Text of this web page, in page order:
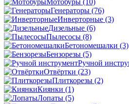
Мотобуры (10)
Генераторы (76)
Инверторные (3)
Дизельные (6)
Пылесосы (8)
Бетономешалки (3)
Бензорезы (5)
Ручной
Отвёртки (23)
Плиткорезы (2)
Киянки (1)
Лопаты (5)